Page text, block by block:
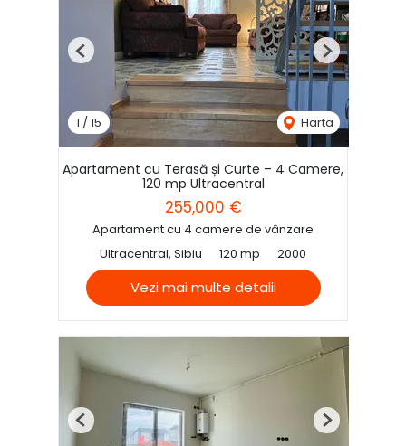
1 /15 Harta
Previous Next
Apartament cu Terasă și Curte – 4 Camere,
120 mp Ultracentral
255,000 €
Apartament cu 4 camere de vânzare
Ultracentral, Sibiu
120 mp 2000
Vezi mai multe detalii
Previous Next